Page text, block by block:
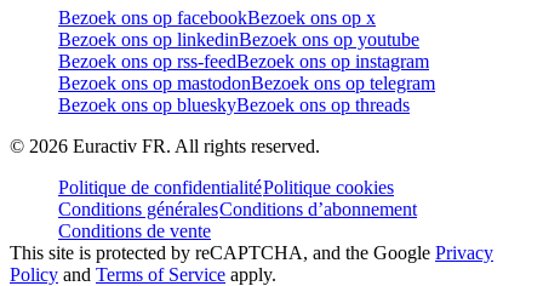
Bezoek ons op facebookBezoek ons op x
Bezoek ons op linkedinBezoek ons op youtube
Bezoek ons op rss-feedBezoek ons op instagram
Bezoek ons op mastodonBezoek ons op telegram
Bezoek ons op blueskyBezoek ons op threads
© 2026 Euractiv FR. All rights reserved.
Politique de confidentialitéPolitique cookies
Conditions généralesConditions d’abonnement
Conditions de vente
This site is protected by reCAPTCHA, and the Google Privacy
Policy and Terms of Service apply.